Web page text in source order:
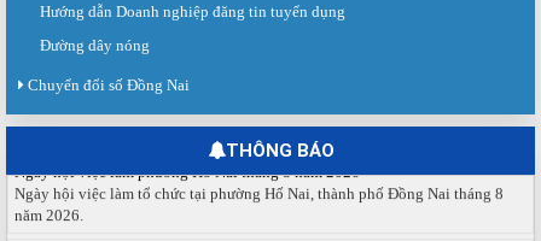
Hướng dẫn Doanh nghiệp đăng tin tuyển dụng
Đường dây nóng
Chuyển đổi số Đồng Nai
THÔNG BÁO
Sáng ngày 03/8/2026, Trung tâm Dịch vụ việc làm Đồng Nai tổ chức Sàn giao
Báo cáo kết quả tổ chức Sàn giao dịch việc làm lần thứ 08/2026 ngày 03
tháng 08 năm 2026.
Ngày hội việc làm phường Hố Nai tháng 8 năm 2026
Ngày hội việc làm tổ chức tại phường Hố Nai, thành phố Đồng Nai tháng 8
năm 2026.